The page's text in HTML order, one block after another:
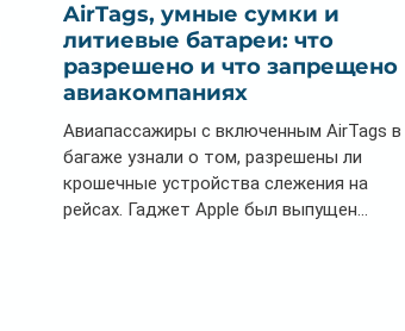
AirTags, умные сумки и
литиевые батареи: что
разрешено и что запрещено в
авиакомпаниях
Авиапассажиры с включенным AirTags в
багаже узнали о том, разрешены ли
крошечные устройства слежения на
рейсах. Гаджет Apple был выпущен...